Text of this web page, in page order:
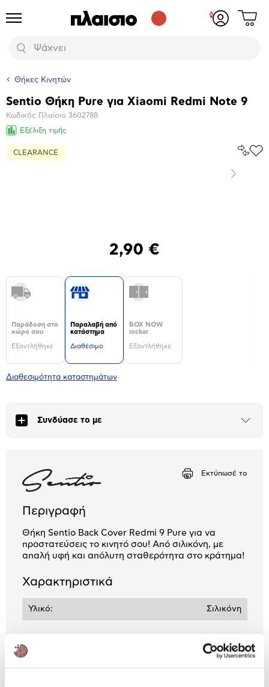
Προϊόντα
Αναζήτηση
Δες
Θήκες Κινητών
Βασικά
χαρακτηριστικά
Sentio Θήκη Pure για Xiaomi Redmi Note 9
Κωδικός Πλαίσιο 3602788
Εξέλιξη τιμής
CLEARANCE
Επόμενο
2,90 €
Παράδοση στο
χώρο σου
Εξαντλήθηκε
Παραλαβή από
κατάστημα
Διαθέσιμο
BOX NOW
locker
Εξαντλήθηκε
Διαθεσιμότητα καταστημάτων
Συνδύασε το με
Άνοιξε
Εκτύπωσέ το
Περιγραφή
Θήκη Sentio Back Cover Redmi 9 Pure για να
προστατεύσεις το κινητό σου! Από σιλικόνη, με
απαλή υφή και απόλυτη σταθερότητα στο κράτημα!
Χαρακτηριστικά
Υλικό: Σιλικόνη
Αναλυτική
Αναλυτική παρουσίαση